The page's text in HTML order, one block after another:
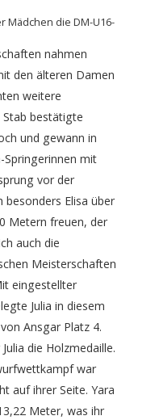
Mädchen die DM-U16-
nahmen
den älteren Damen
weitere
bestätigte
und gewann in
mit
vor der
besonders Elisa über
Metern freuen, der
auch die
Meisterschaften
eingestellter
Julia in diesem
Ansgar Platz 4.
die Holzmedaille.
war
auf ihrer Seite. Yara
Meter, was ihr